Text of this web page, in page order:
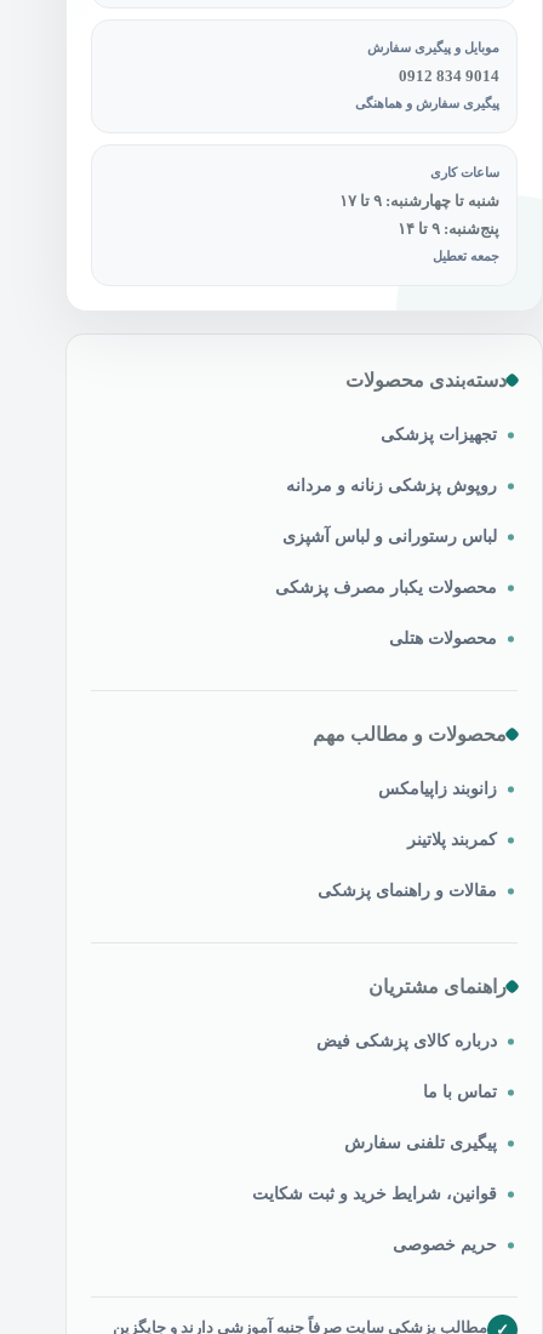
موبایل و پیگیری سفارش
0912 834 9014
پیگیری سفارش و هماهنگی
ساعات کاری
شنبه تا چهارشنبه: ۹ تا ۱۷
پنج‌شنبه: ۹ تا ۱۴
جمعه تعطیل
دسته‌بندی محصولات
تجهیزات پزشکی
روپوش پزشکی زنانه و مردانه
لباس رستورانی و لباس آشپزی
محصولات یکبار مصرف پزشکی
محصولات هتلی
محصولات و مطالب مهم
زانوبند زاپیامکس
کمربند پلاتینر
مقالات و راهنمای پزشکی
راهنمای مشتریان
درباره کالای پزشکی فیض
تماس با ما
پیگیری تلفنی سفارش
قوانین، شرایط خرید و ثبت شکایت
حریم خصوصی
✓ مطالب پزشکی سایت صرفاً جنبه آموزشی دارند و جایگزین